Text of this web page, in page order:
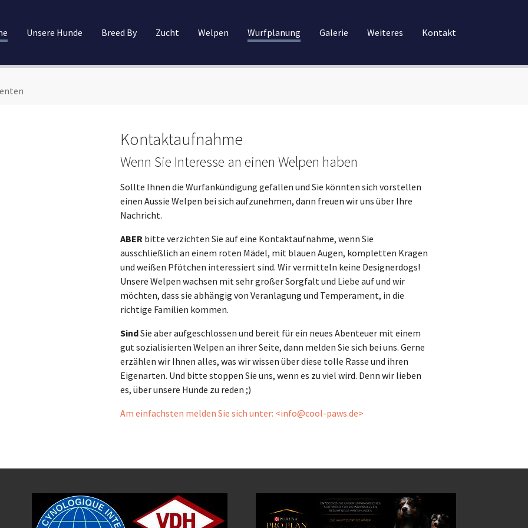
Unsere Hunde Breed By Zucht Welpen Wurfplanung Galerie Weiteres Kontakt
Kontaktaufnahme
Wenn Sie Interesse an einen Welpen haben
Sollte Ihnen die Wurfankündigung gefallen und Sie könnten sich vorstellen
einen Aussie Welpen bei sich aufzunehmen, dann freuen wir uns über Ihre
Nachricht.
ABER bitte verzichten Sie auf eine Kontaktaufnahme, wenn Sie
ausschließlich an einem roten Mädel, mit blauen Augen, kompletten Kragen
und weißen Pfötchen interessiert sind. Wir vermitteln keine Designerdogs!
Unsere Welpen wachsen mit sehr großer Sorgfalt und Liebe auf und wir
möchten, dass sie abhängig von Veranlagung und Temperament, in die
richtige Familien kommen.
SindSie aber aufgeschlossen und bereit für ein neues Abenteuer mit einem
gut sozialisierten Welpen an ihrer Seite, dann melden Sie sich bei uns. Gerne
erzählen wir Ihnen alles, was wir wissen über diese tolle Rasse und ihren
Eigenarten. Und bitte stoppen Sie uns, wenn es zu viel wird. Denn wir lieben
es, über unsere Hunde zu reden ;)
Am einfachsten melden Sie sich unter: <info@cool-paws.de>